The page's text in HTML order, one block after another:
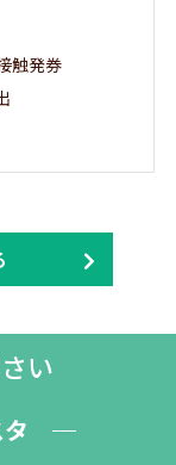
触発券
い